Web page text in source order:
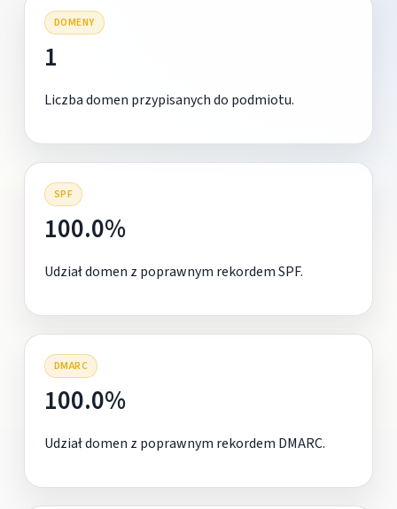
DOMENY
1
Liczba domen przypisanych do podmiotu.
SPF
100.0%
Udział domen z poprawnym rekordem SPF.
DMARC
100.0%
Udział domen z poprawnym rekordem DMARC.